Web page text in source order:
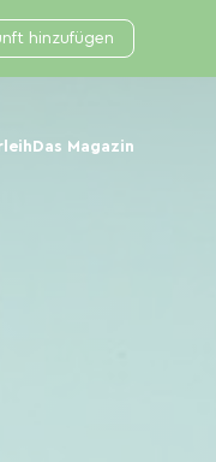
Das Magazin
hinzufügen